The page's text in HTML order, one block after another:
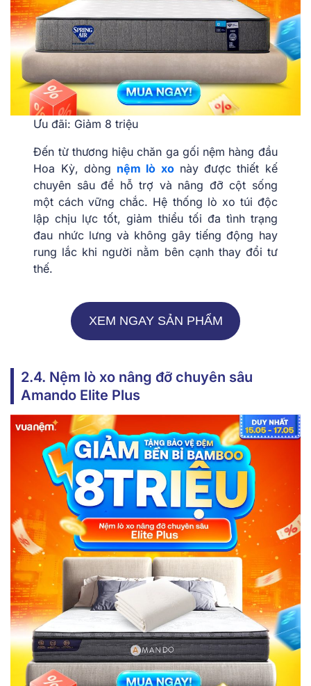
Ưu đãi: Giảm 8 triệu
Đến từ thương hiệu chăn ga gối nệm hàng đầu
Hoa Kỳ, dòng nệm lò xonày được thiết kế
chuyên sâu để hỗ trợ và nâng đỡ cột sống
một cách vững chắc. Hệ thống lò xo túi độc
lập chịu lực tốt, giảm thiểu tối đa tình trạng
đau nhức lưng và không gây tiếng động hay
rung lắc khi người nằm bên cạnh thay đổi tư
thế.
XEM NGAY SẢN PHẨM
2.4. Nệm lò xo nâng đỡ chuyên sâu
Amando Elite Plus